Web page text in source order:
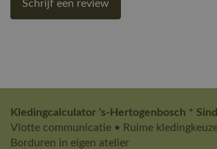
Schrijf een review
Kledingcalculator 's-Hertogenbosch *
Vlotte communicatie • Ruime
Borduren in eigen atelier